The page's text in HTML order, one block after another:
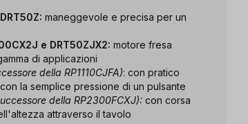
maneggevole e precisa per un
e DRT50ZJX2: motore fresa
di applicazioni
della RP1110CJFA): con pratico
la semplice pressione di un pulsante
della RP2300FCXJ): con corsa
attraverso il tavolo